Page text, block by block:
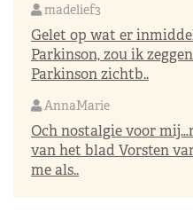
madelief3
Gelet op wat er
Parkinson, zou ik
Parkinson zichtb..
AnnaMarie
Och nostalgie voor
van het blad Vorsten
me als..